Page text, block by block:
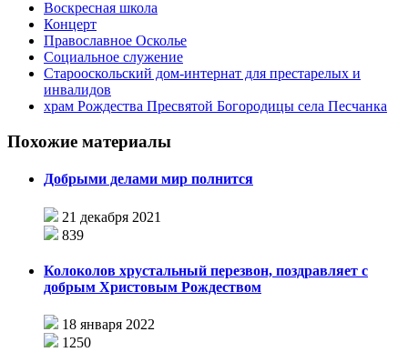
Воскресная школа
Концерт
Православное Осколье
Социальное служение
Старооскольский дом-интернат для престарелых и
инвалидов
храм Рождества Пресвятой Богородицы села Песчанка
Похожие материалы
Добрыми делами мир полнится
21 декабря 2021
839
Колоколов хрустальный перезвон, поздравляет с
добрым Христовым Рождеством
18 января 2022
1250